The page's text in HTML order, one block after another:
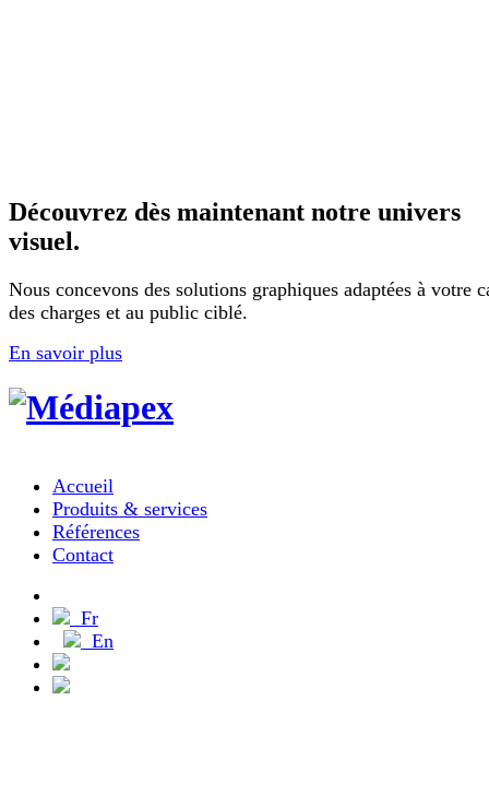
Découvrez dès maintenant notre univers
visuel.
Nous concevons des solutions graphiques adaptées à votre
des charges et au public ciblé.
En savoir plus
Accueil
Produits & services
Références
Contact
Fr
En